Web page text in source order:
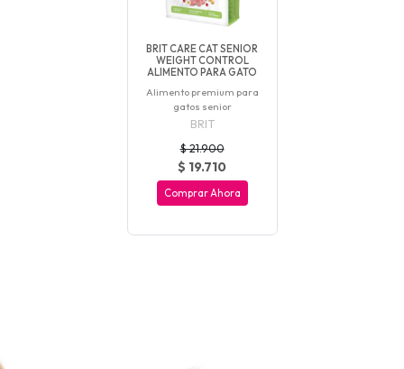
BRIT CARE CAT SENIOR
WEIGHT CONTROL
ALIMENTO PARA GATO
Alimento premium para
gatos senior
BRIT
$ 21.900
$ 19.710
Comprar Ahora